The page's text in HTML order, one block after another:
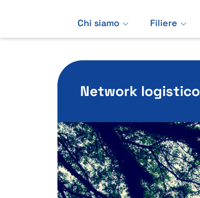
Chi siamo Filiere
Network logistico